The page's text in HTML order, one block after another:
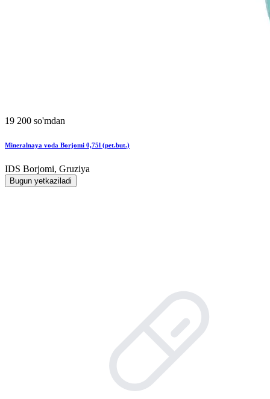
19 200 so'mdan
Mineralnaya voda Borjomi 0,75l (pet.but.)
IDS Borjomi, Gruziya
Bugun yetkaziladi